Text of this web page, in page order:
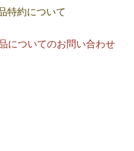
特約について
についてのお問い合わせ